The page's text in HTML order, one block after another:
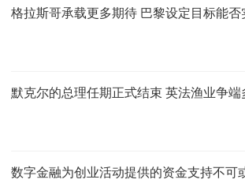
格拉斯哥承载更多期待 巴黎设定目标能否
默克尔的总理任期正式结束 英法渔业争端
数字金融为创业活动提供的资金支持不可